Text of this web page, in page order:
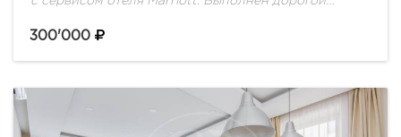
планировкой предусмотрено: просторная гостиная
300'000